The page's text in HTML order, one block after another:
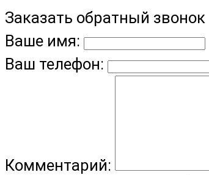
Заказать обратный звонок
Ваше имя:
Ваш телефон:
Комментарий: